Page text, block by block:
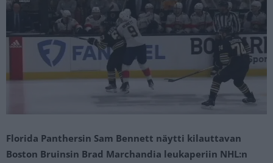
Florida Panthersin Sam Bennett näytti kilauttavan
Boston Bruinsin Brad Marchandia leukaperiin NHL:n